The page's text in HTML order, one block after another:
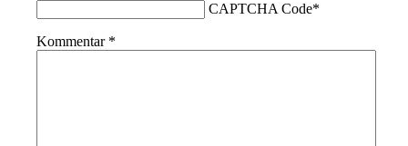
CAPTCHA Code*
Kommentar *